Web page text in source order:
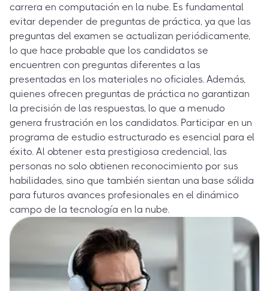
carrera en computación en la nube. Es fundamental
evitar depender de preguntas de práctica, ya que las
preguntas del examen se actualizan periódicamente,
lo que hace probable que los candidatos se
encuentren con preguntas diferentes a las
presentadas en los materiales no oficiales. Además,
quienes ofrecen preguntas de práctica no garantizan
la precisión de las respuestas, lo que a menudo
genera frustración en los candidatos. Participar en un
programa de estudio estructurado es esencial para el
éxito. Al obtener esta prestigiosa credencial, las
personas no solo obtienen reconocimiento por sus
habilidades, sino que también sientan una base sólida
para futuros avances profesionales en el dinámico
campo de la tecnología en la nube.